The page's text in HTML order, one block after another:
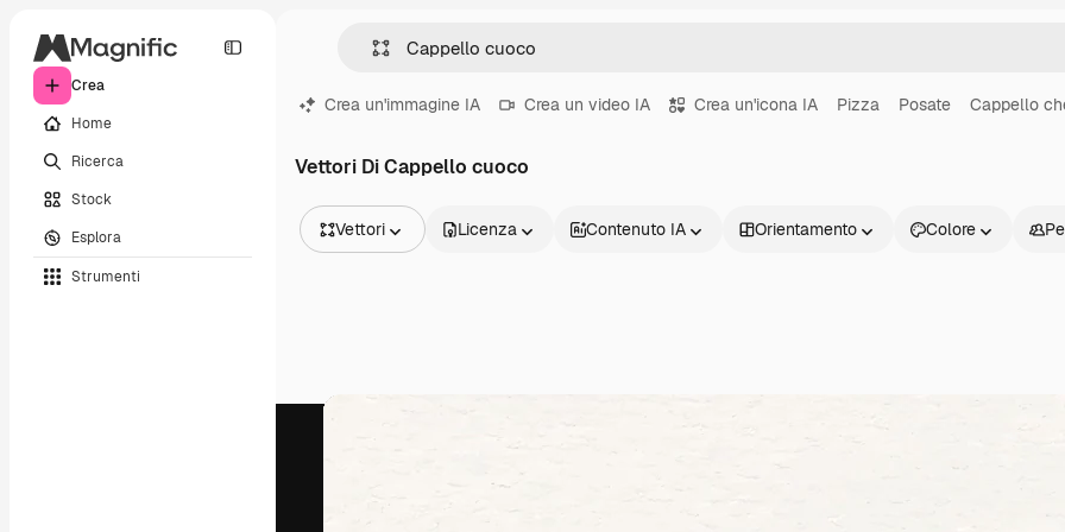
Crea
Home
Ricerca
Stock
Esplora
Strumenti
Crea un'immagine IA Crea un video IA Crea un'icona IA Pizza Posate Cappello
Vettori Di Cappello cuoco
Vettori
Video
Licenza Contenuto IA Orientamento Colore